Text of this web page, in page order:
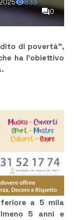
833
0
di povertà”,
ha l’obiettivo
a 5 mila
5 anni e